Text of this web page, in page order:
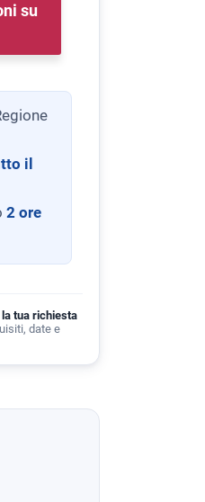
su
il
2 ore
tua richiesta
date e